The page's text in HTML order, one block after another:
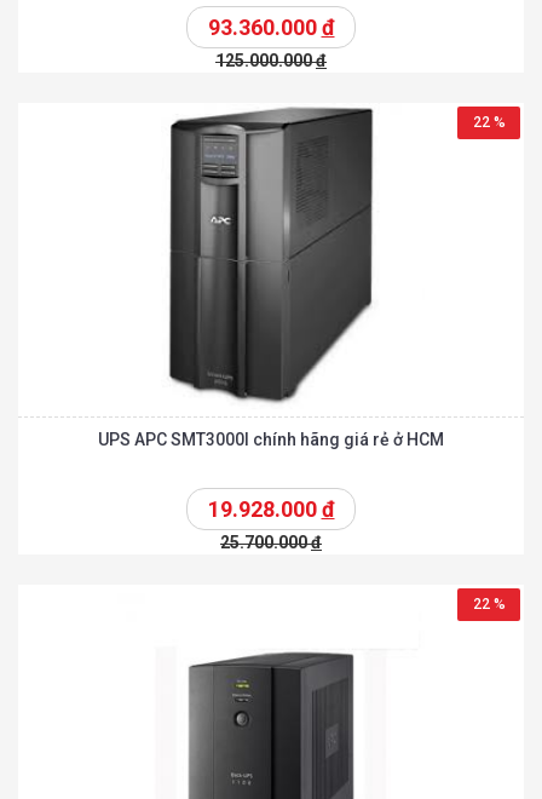
93.360.000đ
125.000.000đ
22 %
UPS APC SMT3000I chính hãng giá rẻ ở HCM
19.928.000đ
25.700.000đ
22 %